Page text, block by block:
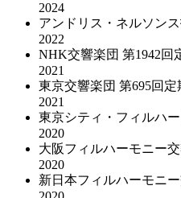
2024
アンドリス・ネルソン
2022
NHK交響楽団 第1942回
2021
東京交響楽団 第695回定
2021
東京シティ・フィルハ
2020
大阪フィルハーモニー
2020
新日本フィルハーモニ